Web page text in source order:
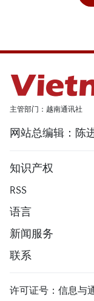
主管部门：越南通讯社
网站总编辑：陈
知识产权
RSS
语言
新闻服务
联系
许可证号：信息与